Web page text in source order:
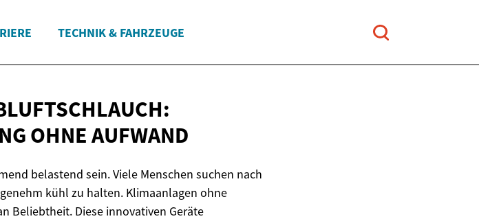
TECHNIK & FAHRZEUGE
OHNE AUFWAND
belastend sein. Viele Menschen suchen nach
kühl zu halten. Klimaanlagen ohne
Beliebtheit. Diese innovativen Geräte